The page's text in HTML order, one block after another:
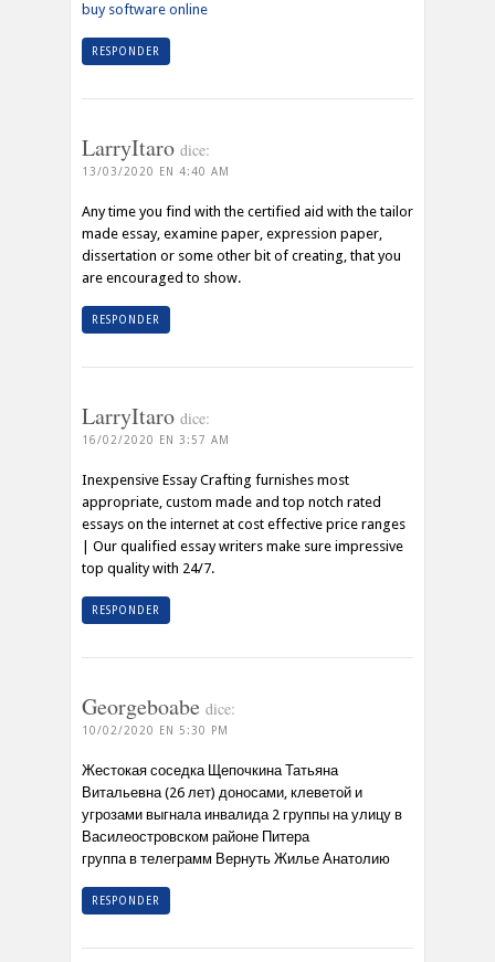
buy software online
RESPONDER
LarryItaro dice:
13/03/2020 EN 4:40 AM
Any time you find with the certified aid with the tailor
made essay, examine paper, expression paper,
dissertation or some other bit of creating, that you
are encouraged to show.
RESPONDER
LarryItaro dice:
16/02/2020 EN 3:57 AM
Inexpensive Essay Crafting furnishes most
appropriate, custom made and top notch rated
essays on the internet at cost effective price ranges
| Our qualified essay writers make sure impressive
top quality with 24/7.
RESPONDER
Georgeboabe dice:
10/02/2020 EN 5:30 PM
Жестокая соседка Щепочкина Татьяна
Витальевна (26 лет) доносами, клеветой и
угрозами выгнала инвалида 2 группы на улицу в
Василеостровском районе Питера
группа в телеграмм Вернуть Жилье Анатолию
RESPONDER